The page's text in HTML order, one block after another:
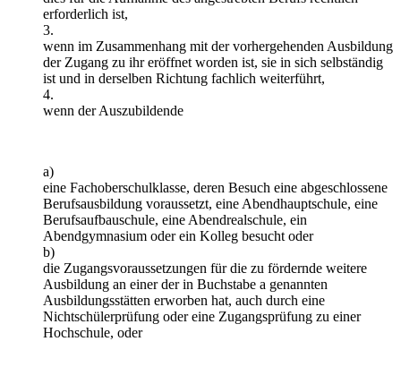
erforderlich ist,
3.
wenn im Zusammenhang mit der vorhergehenden Ausbildung
der Zugang zu ihr eröffnet worden ist, sie in sich selbständig
ist und in derselben Richtung fachlich weiterführt,
4.
wenn der Auszubildende
a)
eine Fachoberschulklasse, deren Besuch eine abgeschlossene
Berufsausbildung voraussetzt, eine Abendhauptschule, eine
Berufsaufbauschule, eine Abendrealschule, ein
Abendgymnasium oder ein Kolleg besucht oder
b)
die Zugangsvoraussetzungen für die zu fördernde weitere
Ausbildung an einer der in Buchstabe a genannten
Ausbildungsstätten erworben hat, auch durch eine
Nichtschülerprüfung oder eine Zugangsprüfung zu einer
Hochschule, oder